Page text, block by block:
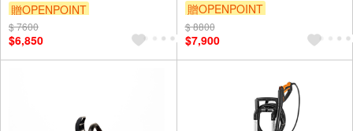
贈OPENPOINT
$ 7600
$6,850
贈OPENPOINT
$ 8800
$7,900